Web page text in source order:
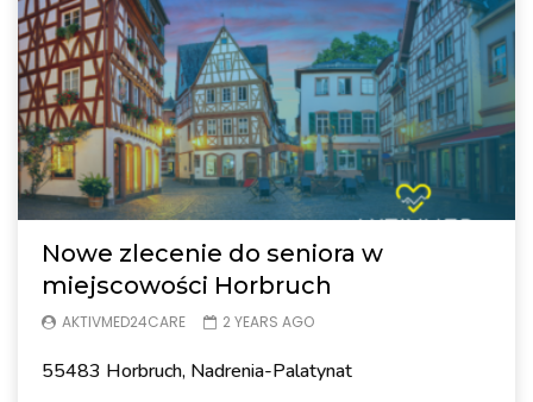
Nowe zlecenie do seniora w
miejscowości Horbruch
AKTIVMED24CARE 2 YEARS AGO
55483 Horbruch, Nadrenia-Palatynat